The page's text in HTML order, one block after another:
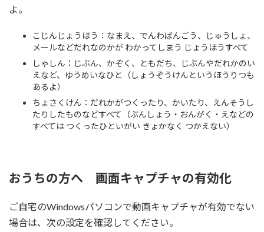
よ。
こじんじょうほう：なまえ、でんわばんごう、じゅうしょ、
メールなどだれなのかが わかってしまう じょうほうすべて
しゃしん：じぶん、かぞく、ともだち、じぶんやだれかのい
えなど、ゆうめいなひと（しょうぞうけんというほうりつも
あるよ）
ちょさくけん：だれかがつくったり、かいたり、えんそうし
たりしたものなどすべて（ぶんしょう・おんがく・えなどの
すべては つくったひといがい きょかなく つかえない）
おうちの方へ 画面キャプチャの有効化
ご自宅のWindowsパソコンで動画キャプチャが有効でない
場合は、次の設定を確認してください。